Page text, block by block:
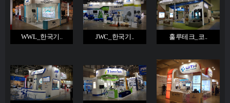
WWL_한국기.. JWC_한국기.. 훌루테크_코..